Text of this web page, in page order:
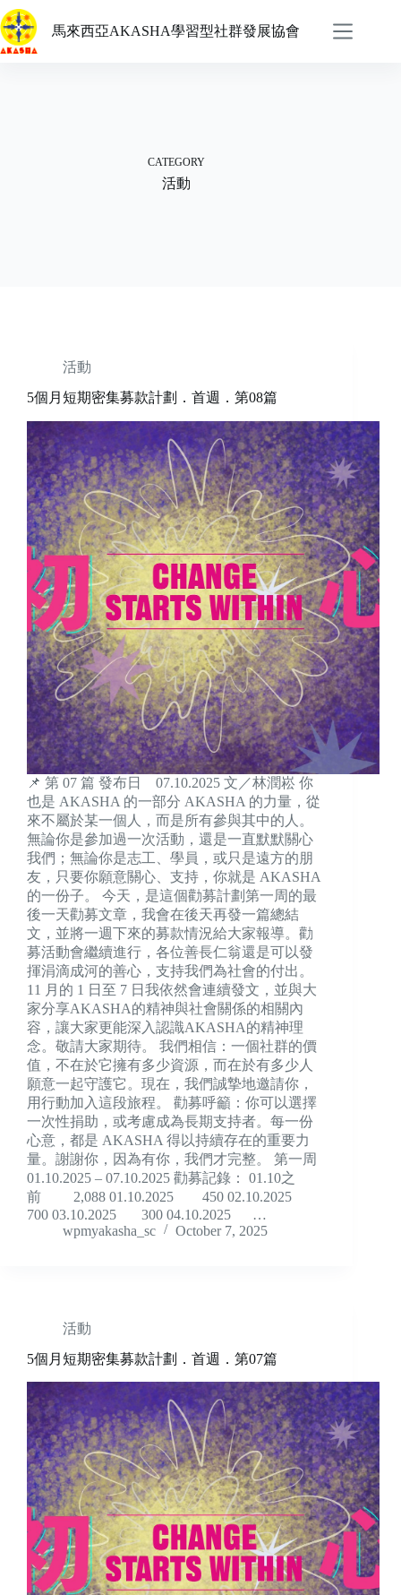
Skip
to
content
馬來西亞AKASHA學習型社群發展協會
CATEGORY
活動
活動
5個月短期密集募款計劃．首週．第08篇
📌 第 07 篇 發布日 07.10.2025 文／林潤崧 你
也是 AKASHA 的一部分 AKASHA 的力量，從
來不屬於某一個人，而是所有參與其中的人。
無論你是參加過一次活動，還是一直默默關心
我們；無論你是志工、學員，或只是遠方的朋
友，只要你願意關心、支持，你就是 AKASHA
的一份子。 今天，是這個勸募計劃第一周的最
後一天勸募文章，我會在後天再發一篇總結
文，並將一週下來的募款情況給大家報導。勸
募活動會繼續進行，各位善長仁翁還是可以發
揮涓滴成河的善心，支持我們為社會的付出。
11 月的 1 日至 7 日我依然會連續發文，並與大
家分享AKASHA的精神與社會關係的相關內
容，讓大家更能深入認識AKASHA的精神理
念。敬請大家期待。 我們相信：一個社群的價
值，不在於它擁有多少資源，而在於有多少人
願意一起守護它。現在，我們誠摯地邀請你，
用行動加入這段旅程。 勸募呼籲：你可以選擇
一次性捐助，或考慮成為長期支持者。每一份
心意，都是 AKASHA 得以持續存在的重要力
量。謝謝你，因為有你，我們才完整。 第一周
01.10.2025 – 07.10.2025 勸募記錄： 01.10之
前 2,088 01.10.2025 450 02.10.2025
700 03.10.2025 300 04.10.2025 …
wpmyakasha_sc
October 7, 2025
活動
5個月短期密集募款計劃．首週．第07篇